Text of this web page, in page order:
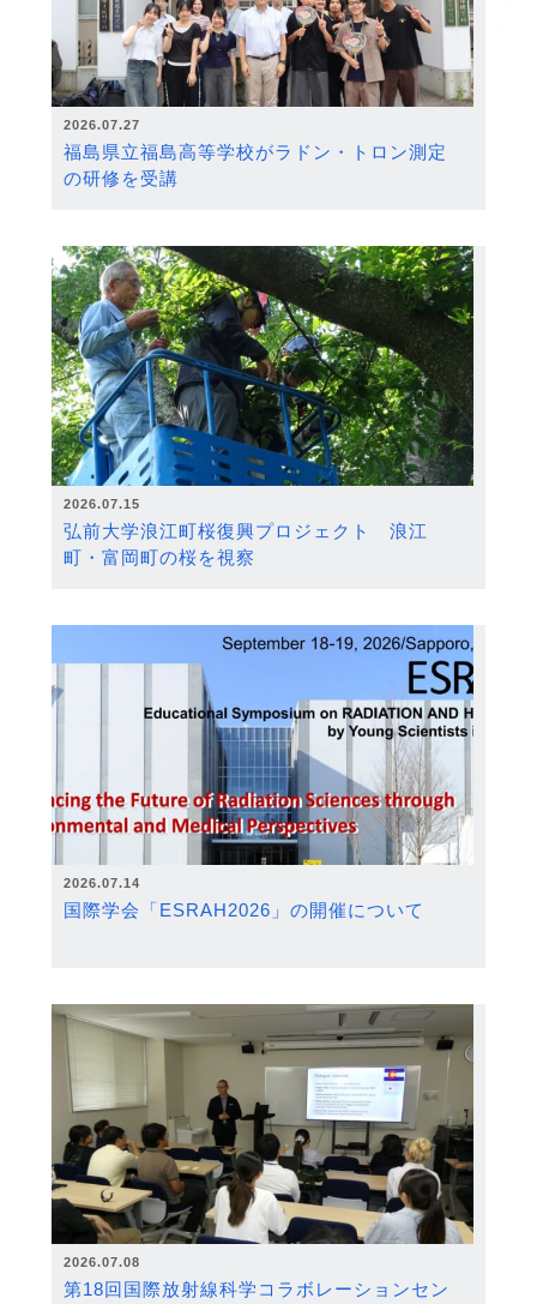
2026.07.27
福島県立福島高等学校がラドン・トロン測定
の研修を受講
2026.07.15
弘前大学浪江町桜復興プロジェクト 浪江
町・富岡町の桜を視察
2026.07.14
国際学会「ESRAH2026」の開催について
2026.07.08
第18回国際放射線科学コラボレーションセン